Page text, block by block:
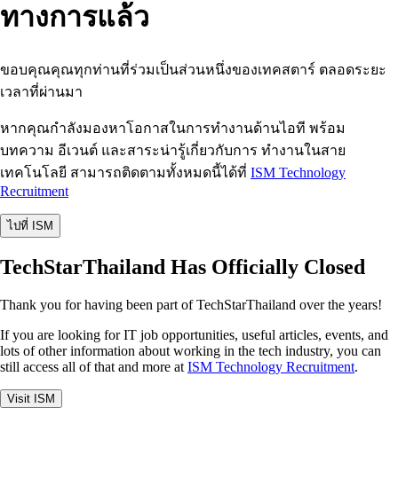
ทางการแล้ว
ขอบคุณคุณทุกท่านที่ร่วมเป็นส่วนหนึ่งของเทคสตาร์ ตลอดระยะ
เวลาที่ผ่านมา
หากคุณกำลังมองหาโอกาสในการทำงานด้านไอที พร้อม
บทความ อีเวนต์ และสาระน่ารู้เกี่ยวกับการ ทำงานในสาย
เทคโนโลยี สามารถติดตามทั้งหมดนี้ได้ที่ ISM Technology
Recruitment
ไปที่ ISM
TechStarThailand Has Officially Closed
Thank you for having been part of TechStarThailand over the years!
If you are looking for IT job opportunities, useful articles, events, and
lots of other information about working in the tech industry, you can
still access all of that and more at ISM Technology Recruitment.
Visit ISM